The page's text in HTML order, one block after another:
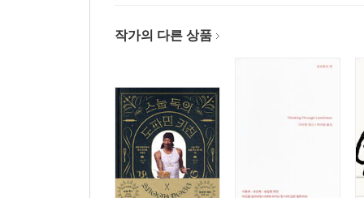
작가의 다른 상품